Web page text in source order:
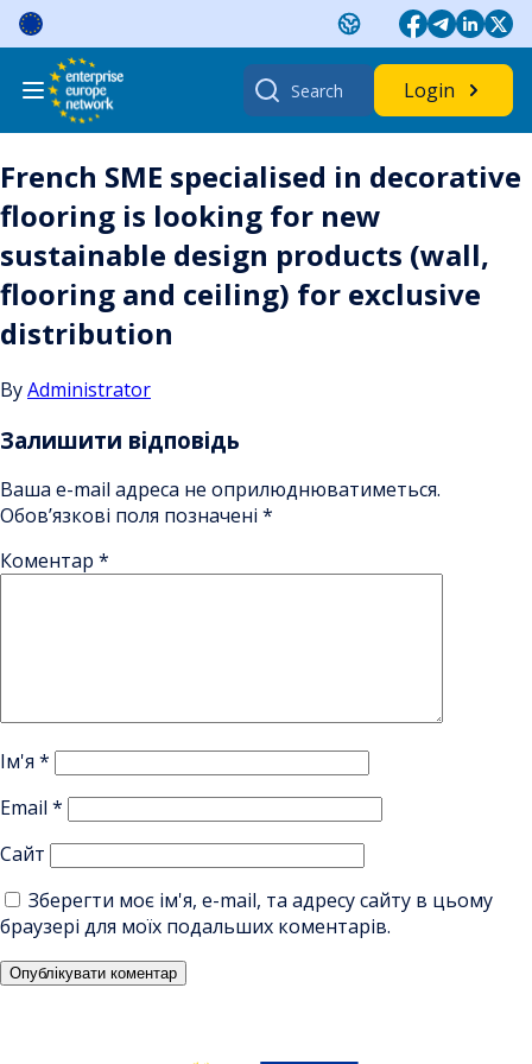
Skip
content
Search
for:
Login
French SME specialised in decorative
flooring is looking for new
sustainable design products (wall,
flooring and ceiling) for exclusive
distribution
ByAdministrator
Залишити відповідь
Ваша e-mail адреса не оприлюднюватиметься.
Обов’язкові поля позначені *
Коментар *
Ім'я *
Email *
Сайт
Зберегти моє ім'я, e-mail, та адресу сайту в цьому
браузері для моїх подальших коментарів.